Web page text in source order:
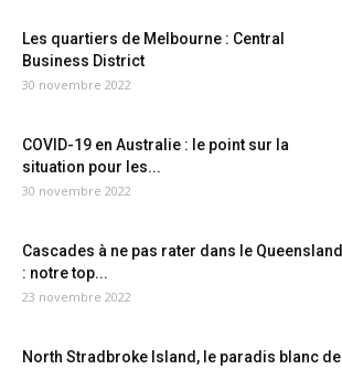
Les quartiers de Melbourne : Central
Business District
30 novembre 2022
COVID-19 en Australie : le point sur la
situation pour les...
30 novembre 2022
Cascades à ne pas rater dans le Queensland
: notre top...
23 novembre 2022
North Stradbroke Island, le paradis blanc de